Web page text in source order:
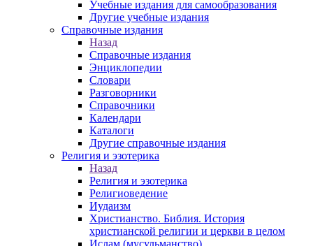
Учебные издания для самообразования
Другие учебные издания
Справочные издания
Назад
Справочные издания
Энциклопедии
Словари
Разговорники
Справочники
Календари
Каталоги
Другие справочные издания
Религия и эзотерика
Назад
Религия и эзотерика
Религиоведение
Иудаизм
Христианство. Библия. История
христианской религии и церкви в целом
Ислам (мусульманство)